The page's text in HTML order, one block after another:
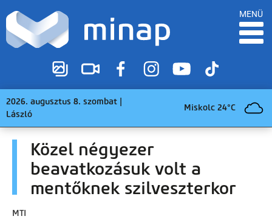
MENÜ
2026. augusztus 8. szombat |
László
Miskolc 24°C
Közel négyezer
beavatkozásuk volt a
mentőknek szilveszterkor
MTI